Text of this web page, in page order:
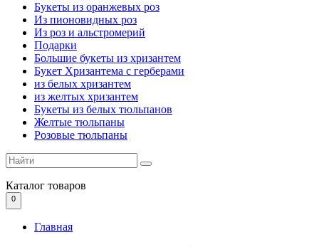
Букеты из оранжевых роз
Из пионовидных роз
Из роз и альстромерий
Подарки
Большие букеты из хризантем
Букет Хризантема с герберами
из белых хризантем
из желтых хризантем
Букеты из белых тюльпанов
Желтые тюльпаны
Розовые тюльпаны
Каталог товаров
0
Главная